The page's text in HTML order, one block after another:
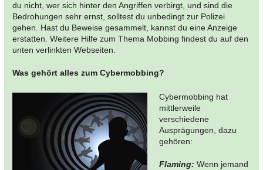
du nicht, wer sich hinter den Angriffen verbirgt, und sind die
Bedrohungen sehr ernst, solltest du unbedingt zur Polizei
gehen. Hast du Beweise gesammelt, kannst du eine Anzeige
erstatten. Weitere Hilfe zum Thema Mobbing findest du auf den
unten verlinkten Webseiten.
Was gehört alles zum Cybermobbing?
Cybermobbing hat
mittlerweile
verschiedene
Ausprägungen, dazu
gehören:
Flaming: Wenn jemand